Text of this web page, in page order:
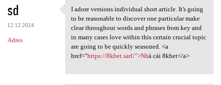
sd
12.12.2024
Adres
I adore versions individual
I adore versions individual short article. It's going
to be reasonable to discover one particular make
clear throughout words and phrases from key and
in many cases love within this certain crucial topic
are going to be quickly seasoned. <a
href="https://8kbet.sarl/">Nhà cái 8kbet</a>